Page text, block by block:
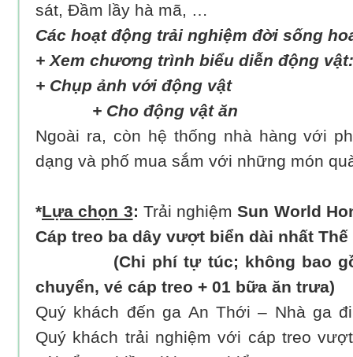
sát, Đầm lầy hà mã, …
Các hoạt động trải nghiệm đời sống
+ Xem chương trình biểu diễn động vật:
+ Chụp ảnh với động vật
+ Cho động vật ăn
Ngoài ra, còn hệ thống nhà hàng với
dạng và phố mua sắm với những món
*Lựa chọn 3: Trải nghiệmSun World
Cáp treo ba dây vượt biển dài nhất
(Chi phí tự túc; không bao
chuyển, vé cáp treo + 01 bữa ăn trưa)
Quý khách đến ga An Thới – Nhà ga
Quý khách trải nghiệm với cáp treo